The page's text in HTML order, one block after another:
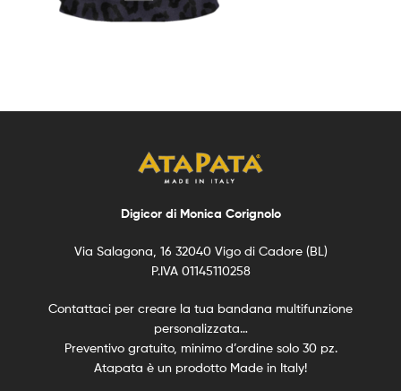
Digicor di Monica Corignolo
Via Salagona, 16 32040 Vigo di Cadore (BL)
P.IVA 01145110258
Contattaci per creare la tua bandana multifunzione
personalizzata…
Preventivo gratuito, minimo d’ordine solo 30 pz.
Atapata è un prodotto Made in Italy!